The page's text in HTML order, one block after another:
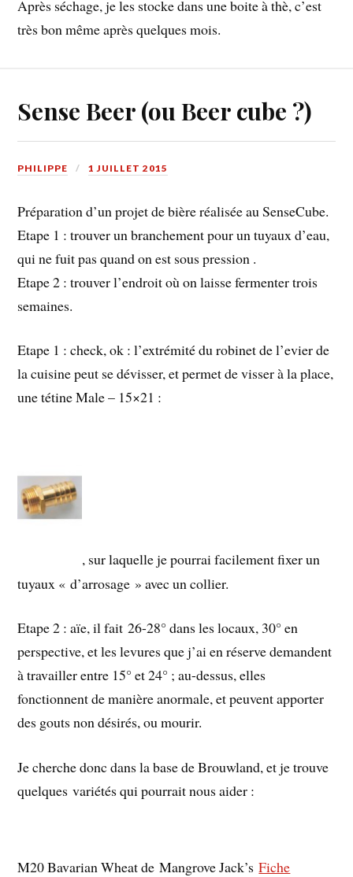
Après séchage, je les stocke dans une boite à thè, c’est
très bon même après quelques mois.
Sense Beer (ou Beer cube ?)
PHILIPPE 1 JUILLET 2015
Préparation d’un projet de bière réalisée au SenseCube.
Etape 1 : trouver un branchement pour un tuyaux d’eau,
qui ne fuit pas quand on est sous pression .
Etape 2 : trouver l’endroit où on laisse fermenter trois
semaines.
Etape 1 : check, ok : l’extrémité du robinet de l’evier de
la cuisine peut se dévisser, et permet de visser à la place,
une tétine Male – 15×21 :
, sur laquelle je pourrai facilement fixer un
tuyaux « d’arrosage » avec un collier.
Etape 2 : aïe, il fait 26-28° dans les locaux, 30° en
perspective, et les levures que j’ai en réserve demandent
à travailler entre 15° et 24° ; au-dessus, elles
fonctionnent de manière anormale, et peuvent apporter
des gouts non désirés, ou mourir.
Je cherche donc dans la base de Brouwland, et je trouve
quelques variétés qui pourrait nous aider :
M20 Bavarian Wheat de Mangrove Jack’sFiche